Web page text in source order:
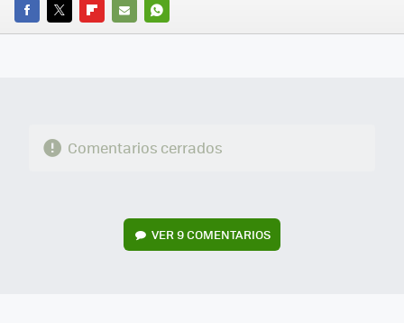
FACEBOOK
TWITTERFLIPBOARD
E-
WHATSAPP
Comentarios cerrados
VER9 COMENTARIOS